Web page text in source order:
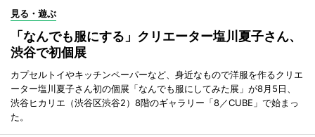
見る・遊ぶ
「なんでも服にする」クリエーター塩川夏子さん、
渋谷で初個展
カプセルトイやキッチンペーパーなど、身近なもので洋服を作るクリエ
ーター塩川夏子さん初の個展「なんでも服にしてみた展」が8月5日、
渋谷ヒカリエ（渋谷区渋谷2）8階のギャラリー「8／CUBE」で始まっ
た。